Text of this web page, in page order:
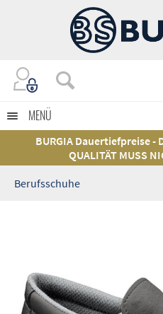
MENÜ
BURGIA Dauertiefpreise -
QUALITÄT MUSS
Berufsschuhe